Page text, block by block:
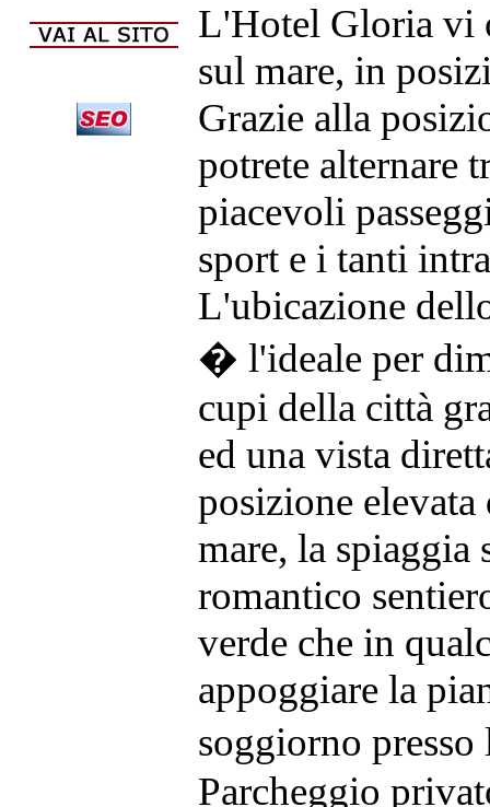
L'Hotel Gloria vi
sul mare, in
Grazie alla
potrete alternare
piacevoli
sport e i tanti
L'ubicazione
� l'ideale per
cupi della città
ed una vista
posizione
mare, la spiaggia
romantico
verde che in
appoggiare la
soggiorno
Parcheggio